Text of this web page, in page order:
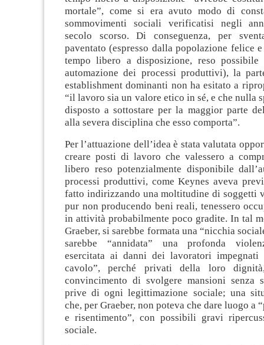
mortale”, come si era avuto modo di
sommovimenti sociali verificatisi negli
secolo scorso. Di conseguenza, per
paventato (espresso dalla popolazione felice
tempo libero a disposizione, reso possibile
automazione dei processi produttivi), la
establishment dominanti non ha esitato a
“il lavoro sia un valore etico in sé, e che nulla
disposto a sottostare per la maggior parte
alla severa disciplina che esso comporta”.
Per l’attuazione dell’idea è stata valutata
creare posti di lavoro che valessero a
libero reso potenzialmente disponibile
processi produttivi, come Keynes aveva
fatto indirizzando una moltitudine di soggetti
pur non producendo beni reali, tenessero
in attività probabilmente poco gradite. In tal
Graeber, si sarebbe formata una “nicchia
sarebbe “annidata” una profonda
esercitata ai danni dei lavoratori
cavolo”, perché privati della loro
convincimento di svolgere mansioni senza
prive di ogni legittimazione sociale; una
che, per Graeber, non poteva che dare luogo a
e risentimento”, con possibili gravi
sociale.